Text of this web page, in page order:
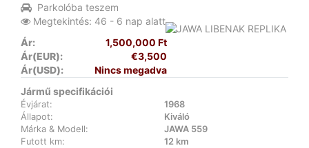
Parkolóba teszem
Megtekintés: 46 - 6 nap alatt
Ár:
1,500,000 Ft
Ár(EUR):
€3,500
Ár(USD):
Nincs megadva
Jármű specifikációi
Évjárat:
1968
Állapot:
Kiváló
Márka & Modell:
JAWA 559
Futott km:
12 km